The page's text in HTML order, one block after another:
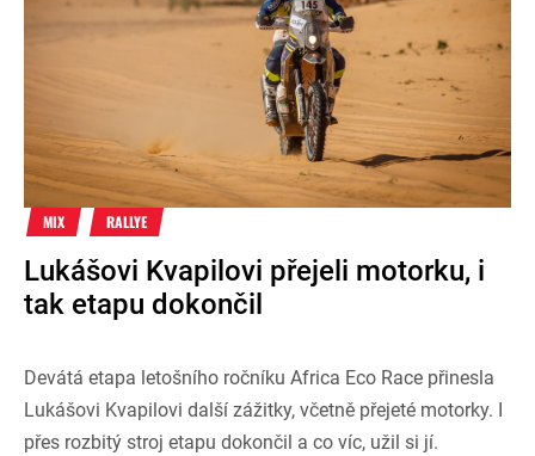
MIX RALLYE
Lukášovi Kvapilovi přejeli motorku, i
tak etapu dokončil
Devátá etapa letošního ročníku Africa Eco Race přinesla
Lukášovi Kvapilovi další zážitky, včetně přejeté motorky. I
přes rozbitý stroj etapu dokončil a co víc, užil si jí.